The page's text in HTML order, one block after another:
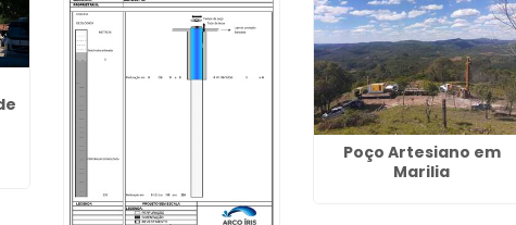
Poço Artesiano em
Marilia